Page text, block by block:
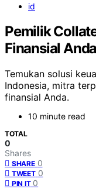
id
Pemilik
Finansial Anda
Temukan solusi
Indonesia, mitra
finansial Anda.
10 minute read
TOTAL
0
Shares
SHARE 0
TWEET 0
PIN IT 0